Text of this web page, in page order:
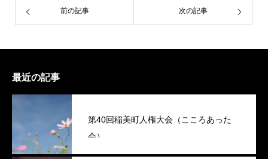
前の記事 次の記事
最近の記事
第40回稲美町人権大会（こころあった
会）